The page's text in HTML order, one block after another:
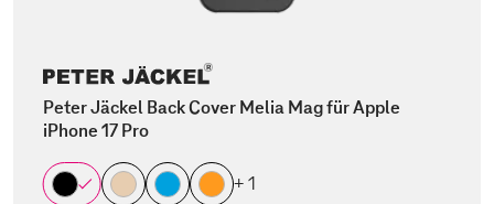
Peter Jäckel Back Cover Melia Mag für Apple
iPhone 17 Pro
+ 1